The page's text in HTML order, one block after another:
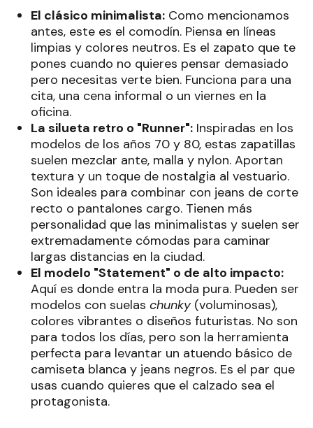
El clásico minimalista: Como mencionamos
antes, este es el comodín. Piensa en líneas
limpias y colores neutros. Es el zapato que te
pones cuando no quieres pensar demasiado
pero necesitas verte bien. Funciona para una
cita, una cena informal o un viernes en la
oficina.
La silueta retro o "Runner": Inspiradas en los
modelos de los años 70 y 80, estas zapatillas
suelen mezclar ante, malla y nylon. Aportan
textura y un toque de nostalgia al vestuario.
Son ideales para combinar con jeans de corte
recto o pantalones cargo. Tienen más
personalidad que las minimalistas y suelen ser
extremadamente cómodas para caminar
largas distancias en la ciudad.
El modelo "Statement" o de alto impacto:
Aquí es donde entra la moda pura. Pueden ser
modelos con suelas chunky(voluminosas),
colores vibrantes o diseños futuristas. No son
para todos los días, pero son la herramienta
perfecta para levantar un atuendo básico de
camiseta blanca y jeans negros. Es el par que
usas cuando quieres que el calzado sea el
protagonista.